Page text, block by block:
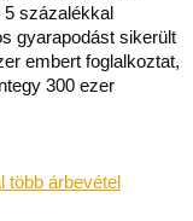
5 százalékkal
gyarapodást sikerült
embert foglalkoztat,
300 ezer
több árbevétel